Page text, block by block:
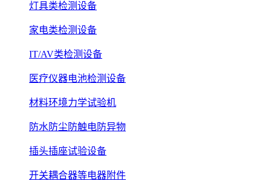
灯具类检测设备
家电类检测设备
IT/AV类检测设备
医疗仪器电池检测设备
材料环境力学试验机
防水防尘防触电防异物
插头插座试验设备
开关耦合器等电器附件